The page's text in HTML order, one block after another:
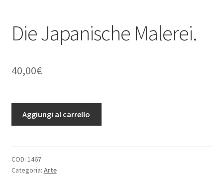
Die Japanische Malerei.
40,00€
Japanische
Aggiungi al carrello
COD: 1467
Categoria: Arte